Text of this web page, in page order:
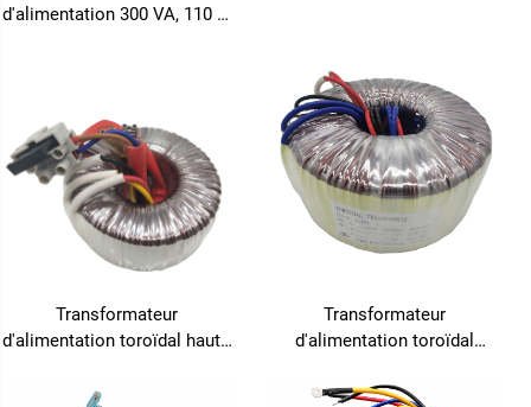
d'alimentation 300 VA, 110 V,
Transformateur
d'alimentation toroïdal haute
industriel, médical et audio,
Transformateur
d'alimentation toroïdal
amplificateurs audio, sortie